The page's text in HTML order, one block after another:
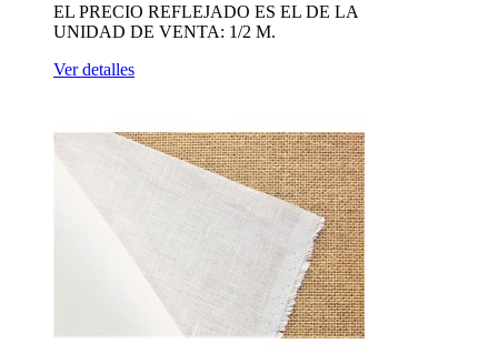
EL PRECIO REFLEJADO ES EL DE LA
UNIDAD DE VENTA: 1/2 M.
Ver detalles